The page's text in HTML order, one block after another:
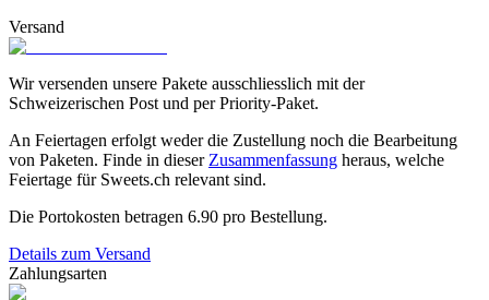
Versand
Wir versenden unsere Pakete ausschliesslich mit der
Schweizerischen Post und per Priority-Paket.
An Feiertagen erfolgt weder die Zustellung noch die Bearbeitung
von Paketen. Finde in dieser Zusammenfassung heraus, welche
Feiertage für Sweets.ch relevant sind.
Die Portokosten betragen 6.90 pro Bestellung.
Details zum Versand
Zahlungsarten